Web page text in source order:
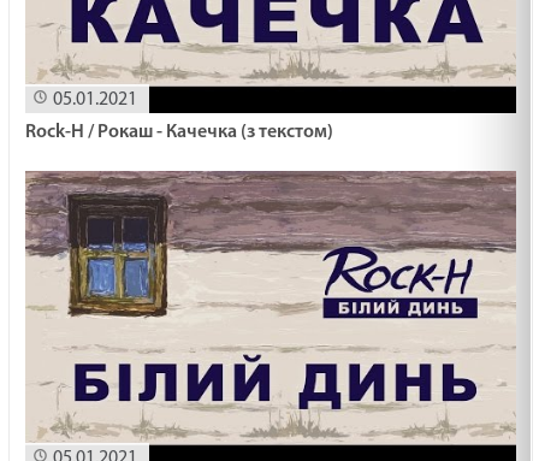
СПРАВЖНЄ СМИРЕННЯ /1498/ Майтеся файно
19.02.2025
Неділя митаря і фарисея/ Лк 18,10-14
19.02.2025
ВГАМУЙТЕСЯ /1497/ Майтеся файно
19.02.2025
ВИГНАТИ САМОЗВАНЦЯ /1496/ Майтеся файно
05.01.2021
Rock-H / Рокаш - Качечка (з текстом)